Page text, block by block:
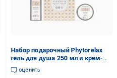
Набор подарочный Phytorelax
гель для душа 250 мл и крем-
масло для тела миндаль 250 мл
оценить